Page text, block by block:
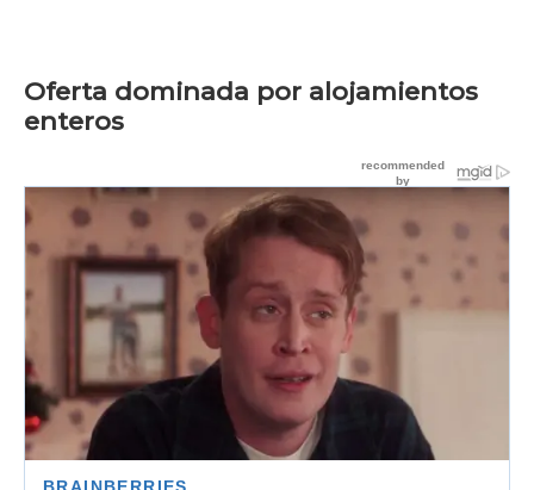
Oferta dominada por alojamientos
enteros